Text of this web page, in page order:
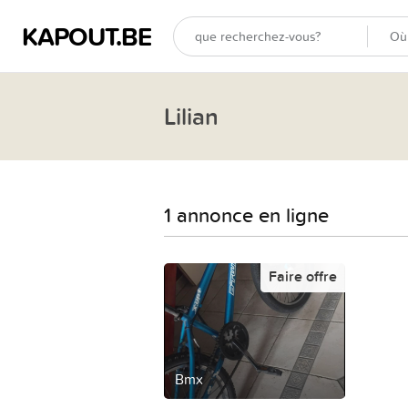
KAPOUT.BE
Lilian
1 annonce en ligne
Bmx
Faire offre